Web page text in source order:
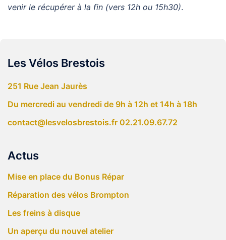
venir le récupérer à la fin (vers 12h ou 15h30).
Les Vélos Brestois
251 Rue Jean Jaurès
Du mercredi au vendredi de 9h à 12h et 14h à 18h
contact@lesvelosbrestois.fr 02.21.09.67.72
Actus
Mise en place du Bonus Répar
Réparation des vélos Brompton
Les freins à disque
Un aperçu du nouvel atelier